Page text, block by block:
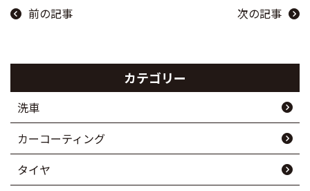
前の記事 次の記事
カテゴリー
洗車
カーコーティング
タイヤ